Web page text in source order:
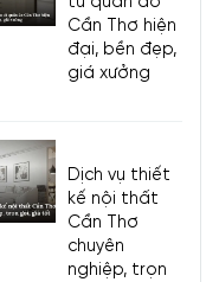
Cần Thơ hiện
đại, bền đẹp,
giá xưởng
Dịch vụ thiết
kế nội thất
Cần Thơ
chuyên
nghiệp, trọn